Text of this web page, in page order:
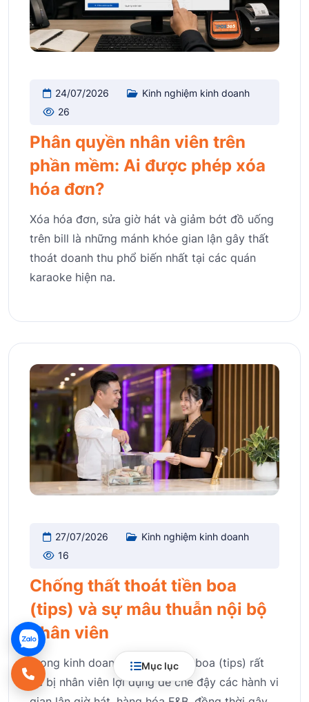
Mục lục
24/07/2026
Kinh nghiệm kinh doanh
26
Phân quyền nhân viên trên
phần mềm: Ai được phép xóa
hóa đơn?
Xóa hóa đơn, sửa giờ hát và giảm bớt đồ uống
trên bill là những mánh khóe gian lận gây thất
thoát doanh thu phổ biến nhất tại các quán
karaoke hiện na.
27/07/2026
Kinh nghiệm kinh doanh
16
Chống thất thoát tiền boa
(tips) và sự mâu thuẫn nội bộ
nhân viên
Trong kinh doanh karaoke, tiền boa (tips) rất
dễ bị nhân viên lợi dụng để che đậy các hành vi